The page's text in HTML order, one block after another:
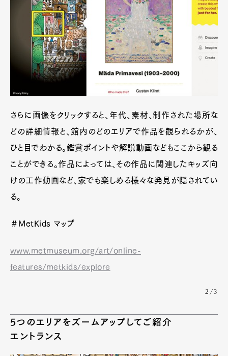
さらに画像をクリックすると、年代、素材、制作された場所な
どの詳細情報と、館内のどのエリアで作品を観られるかが、
ひと目でわかる。鑑賞ポイントや解説動画などもここから観る
ことができる。作品によっては、その作品に関連したキッズ向
けの工作動画など、家でも楽しめる様々な発見が隠されてい
る。
＃MetKids マップ
www.metmuseum.org/art/online-
features/metkids/explore
2/3
5つのエリアをズームアップしてご紹介
エントランス